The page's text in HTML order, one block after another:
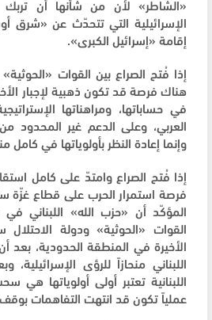
«الشاطر» لأن من شأنها أن
الإسرائيلية التي تتحدّث عن
إقامة «إسرائيل الكبرى».
إذا فُتح الصراع بين القوات
هناك فرصة قد تكون ذهبية لإجبار
في حساباتها، ومراهناتها
العربي، وعلى الدعم غير المحدود من
وإنما إعادة النظر بأولوياتها في كامل
إذا فُتح الصراع وامتدّ على كامل
فرصة استمرار الحرب على قطاع غزّة
المؤكّد أن «حزب الله» اللبناني في
القوات «الحوثية» ودولة
الأخيرة في المنطقة الحدودية،
اللبناني منحازاً للرؤى
اللبنانية تعتبر أولى أولوياتها هي
عملياً تكون قد انتهت التفاهمات بوقف